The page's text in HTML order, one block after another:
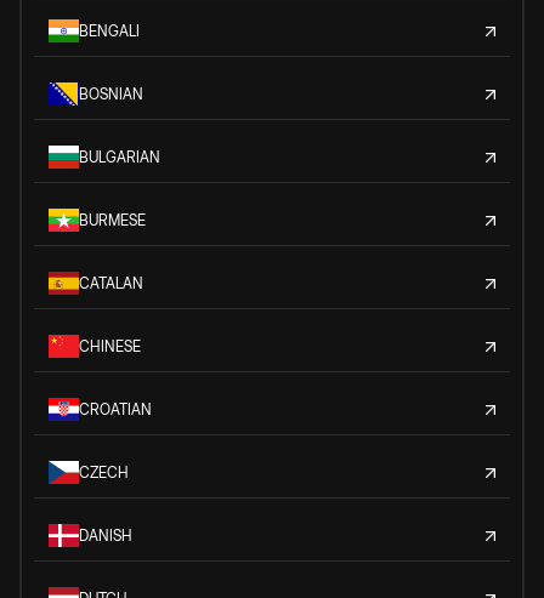
BENGALI
BOSNIAN
BULGARIAN
BURMESE
CATALAN
CHINESE
CROATIAN
CZECH
DANISH